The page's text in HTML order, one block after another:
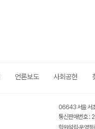
언론보도 사회공헌
06643 서울 서
통신판매번호
학원설립·운영